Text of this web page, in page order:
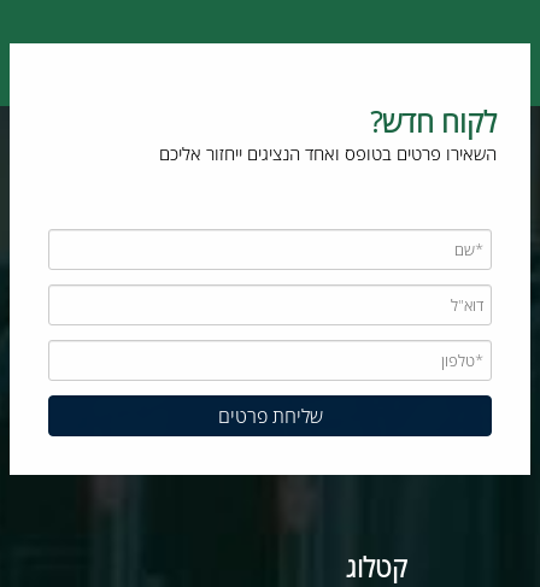
לקוח חדש?
השאירו פרטים בטופס ואחד הנציגים ייחזור אליכם
קטלוג